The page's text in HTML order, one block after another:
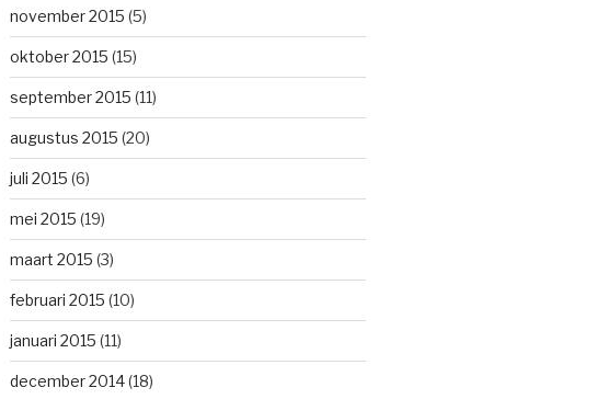
november 2015 (5)
oktober 2015 (15)
september 2015 (11)
augustus 2015 (20)
juli 2015 (6)
mei 2015 (19)
maart 2015 (3)
februari 2015 (10)
januari 2015 (11)
december 2014(18)